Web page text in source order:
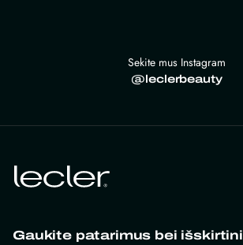
Sekite mus Instagram
@leclerbeauty
Gaukite patarimus bei